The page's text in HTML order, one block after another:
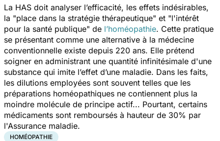
La HAS doit analyser l’efficacité, les effets indésirables,
la "place dans la stratégie thérapeutique" et "l'intérêt
pour la santé publique" de l’homéopathie. Cette pratique
se présentant comme une alternative à la médecine
conventionnelle existe depuis 220 ans. Elle prétend
soigner en administrant une quantité infinitésimale d'une
substance qui imite l’effet d’une maladie. Dans les faits,
les dilutions employées sont souvent telles que les
préparations homéopathiques ne contiennent plus la
moindre molécule de principe actif... Pourtant, certains
médicaments sont remboursés à hauteur de 30% par
l'Assurance maladie.
HOMÉOPATHIE